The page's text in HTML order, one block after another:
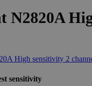
N2820A
sensitivity